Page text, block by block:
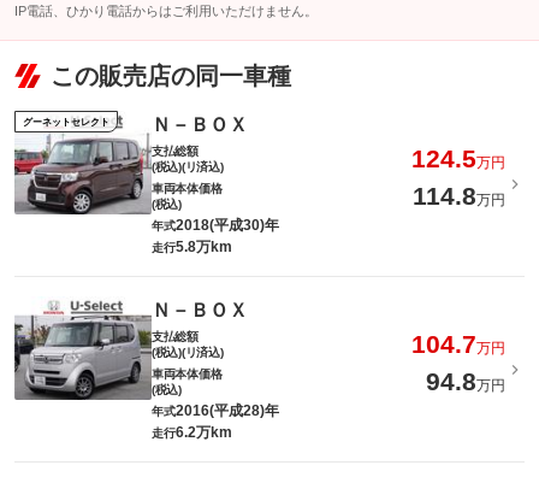
IP電話、ひかり電話からはご利用いただけません。
この販売店の同一車種
グーネットセレクト Ｎ－ＢＯＸ
支払総額
(税込)(リ済込)
124.5万円
車両本体価格
(税込)
114.8万円
年式2018(平成30)年
走行5.8万km
Ｎ－ＢＯＸ
支払総額
(税込)(リ済込)
104.7万円
車両本体価格
(税込)
94.8万円
年式2016(平成28)年
走行6.2万km